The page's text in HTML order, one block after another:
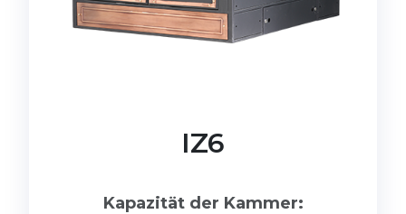
IZ6
Kapazität der Kammer: